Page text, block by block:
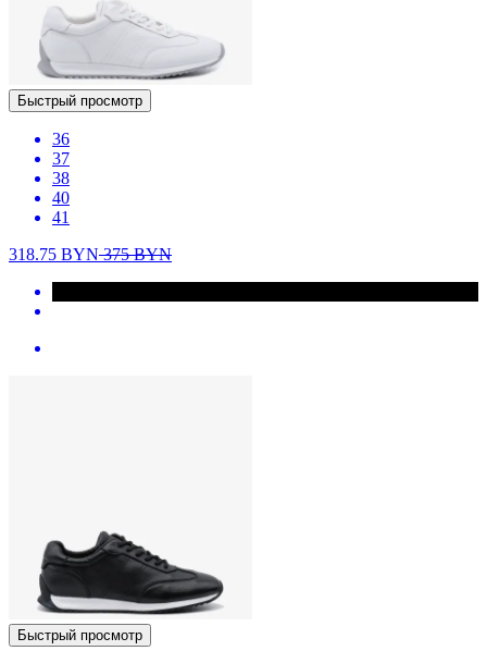
Быстрый просмотр
36
37
38
40
41
318.75 BYN375BYN
Быстрый просмотр